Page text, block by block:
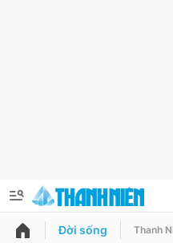
Đời sống Thanh